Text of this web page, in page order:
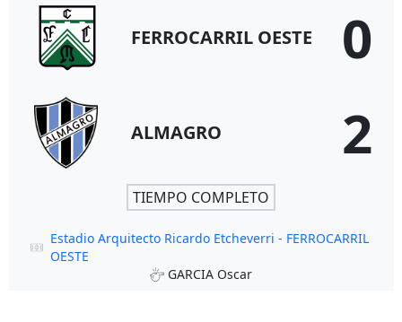
FERROCARRIL OESTE 0
ALMAGRO 2
TIEMPO COMPLETO
Estadio Arquitecto Ricardo Etcheverri - FERROCARRIL
OESTE
GARCIA Oscar